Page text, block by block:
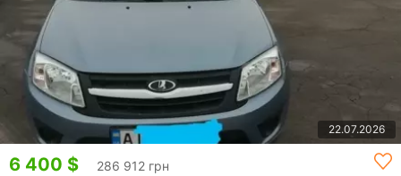
22.07.2026
6 400 $ 286 912 грн